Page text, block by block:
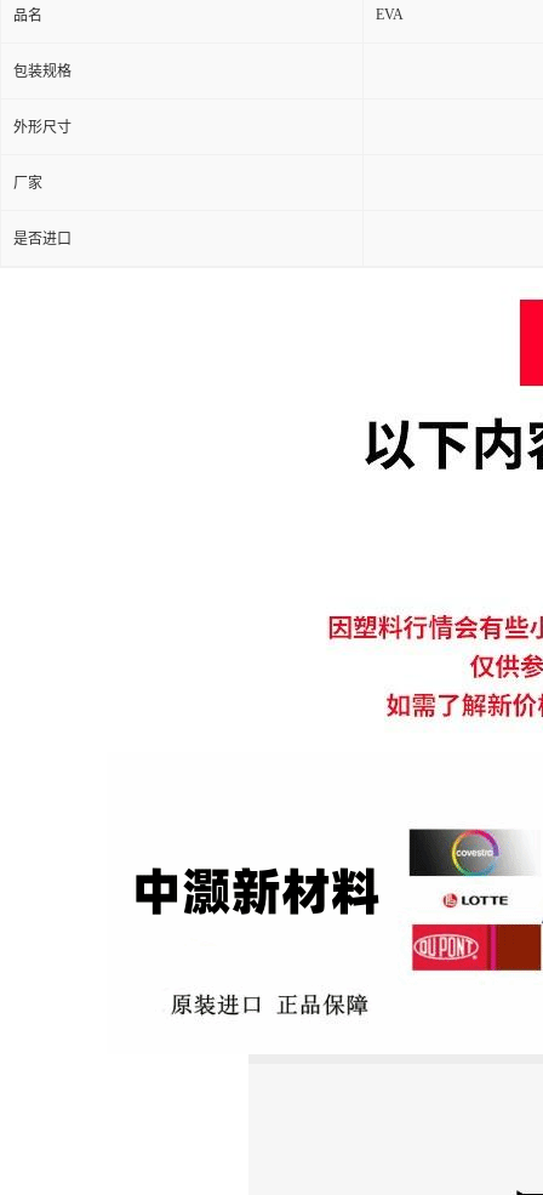
品名 EVA
包装规格
外形尺寸
厂家
是否进口